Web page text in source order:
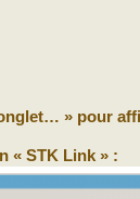
» pour
« STK Link » :